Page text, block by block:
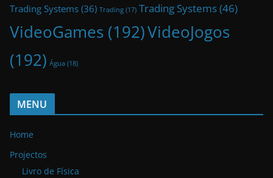
Trading Systems (36) Trading (17) Trading Systems(46)
VideoGames (192)VideoJogos
(192) Água (18)
MENU
Home
Projectos
Livro de Física